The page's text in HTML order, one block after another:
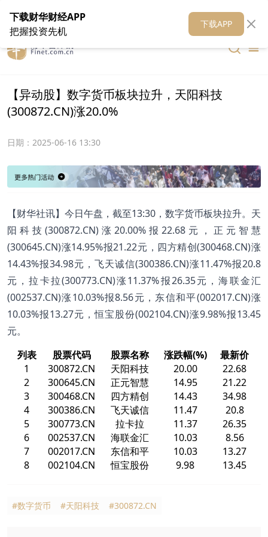
在线客服 关于我们 财华媒体矩阵 财华智库
【异动股】数字货币板块拉升，天阳科技
(300872.CN)涨20.0%
日期： 2025-06-16 13:30
【财华社讯】今日午盘，截至13:30，数字货币板块拉升。天
阳科技(300872.CN)涨20.00%报22.68元，正元智慧
(300645.CN)涨14.95%报21.22元，四方精创(300468.CN)涨
14.43%报34.98元，飞天诚信(300386.CN)涨11.47%报20.8
元，拉卡拉(300773.CN)涨11.37%报26.35元，海联金汇
(002537.CN)涨10.03%报8.56元，东信和平(002017.CN)涨
10.03%报13.27元，恒宝股份(002104.CN)涨9.98%报13.45
元。
列表
股票代码 股票名称 涨跌幅(%)
最新价
1
300872.CN 天阳科技 20.00
22.68
2
300645.CN 正元智慧 14.95
21.22
3
300468.CN 四方精创 14.43
34.98
4
300386.CN 飞天诚信 11.47
20.8
5
300773.CN 拉卡拉 11.37
26.35
6
002537.CN 海联金汇 10.03
8.56
7
002017.CN 东信和平 10.03
13.27
8
002104.CN 恒宝股份 9.98 13.45
#数字货币 #天阳科技 #300872.CN
下载财华财经APP
把握投资先机
下载APP